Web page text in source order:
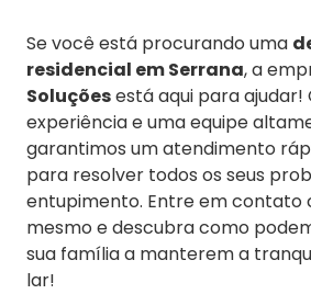
Se você está procurando uma
residencial em Serrana, a
Soluçõesestá aqui para ajudar!
experiência e uma equipe
garantimos um atendimento
para resolver todos os seus
entupimento. Entre em contato
mesmo e descubra como
sua família a manterem a
lar!